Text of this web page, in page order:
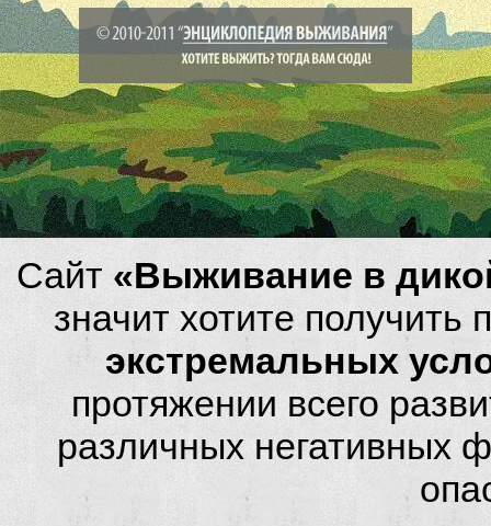
Сайт «Выживание в
значит хотите
экстремальных
протяжении всего
различных негативных